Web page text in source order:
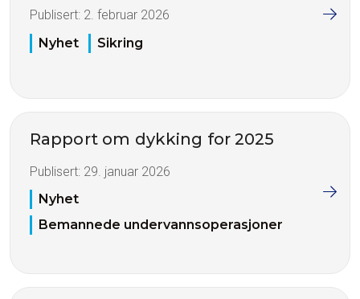
Publisert: 2. februar 2026
Nyhet
Sikring
Rapport om dykking for 2025
Publisert: 29. januar 2026
Nyhet
Bemannede undervannsoperasjoner